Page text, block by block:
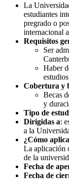
La
estudiantes
pregrado o
internacional
Requisitos
Ser
Haber
Cobertura y
Becas
y
Tipo de
Dirigidas a:
a la
¿Cómo
La aplicación
de la
Fecha de
Fecha de